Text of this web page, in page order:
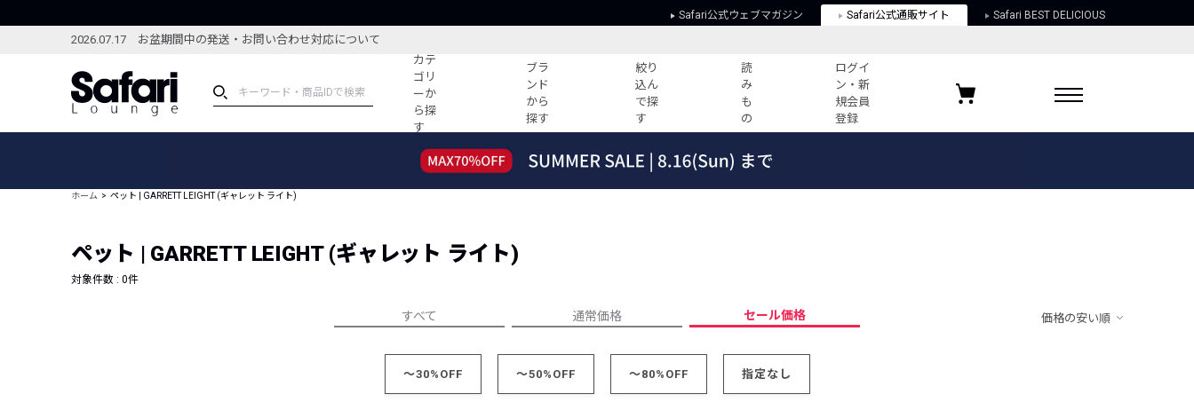
Safari公式ウェブマガジン Safari公式通販サイト Safari BEST DELICIOUS
2026.07.17 お盆期間中の発送・お問い合わせ対応について
カテ
ゴリ
ーか
ら探
す
ブラ
ンド
から
探す
絞り
込ん
で探
す
読
み
も
の
ログイ
ン・新
規会員
登録
ブランドから探す
新着アイテム
編集部のおすすめアイテム
特集記事
コーディネート
すべての記事
ーデ紹介
HOTなコーデ TOP20
人気記事ランキング
ウィークリーコーデ
プライバシーポリシー
お気に入りブランド
ホーム ペット | GARRETT LEIGHT (ギャレット ライト)
ペット | GARRETT LEIGHT (ギャレット ライト)
対象件数 : 0件
すべて 通常価格 セール価格 価格の安い順
～30%OFF ～50%OFF ～80%OFF 指定なし